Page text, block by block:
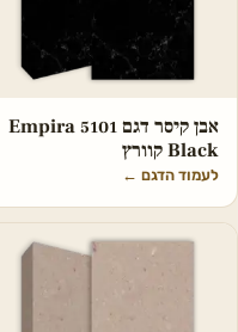
אבן קיסר דגם 5101 Empira
Black קוורץ
לעמוד הדגם ←